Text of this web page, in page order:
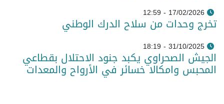
17/02/2026 - 12:59
تخرج وحدات من سلاح الدرك الوطني
31/10/2025 - 18:19
الجيش الصحراوي يكبد جنود الاحتلال بقطاعي
المحبس وامكالا خسائر في الأرواح والمعدات